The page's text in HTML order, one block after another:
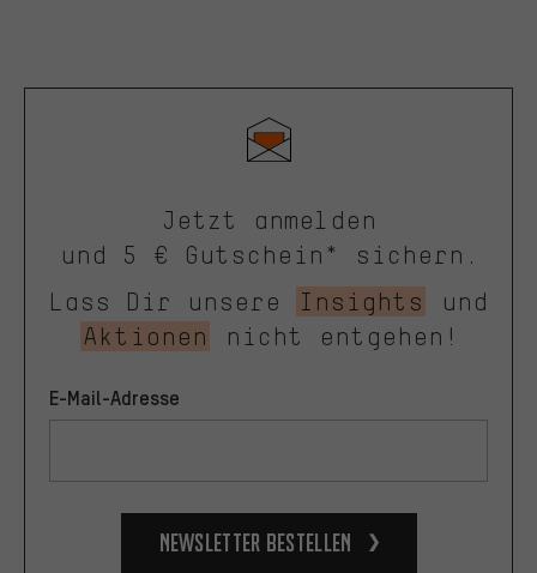
Jetzt anmelden
und 5 € Gutschein* sichern.
Lass Dir unsere
Insights
und
Aktionen
nicht entgehen!
E-Mail-Adresse
Newsletter bestellen